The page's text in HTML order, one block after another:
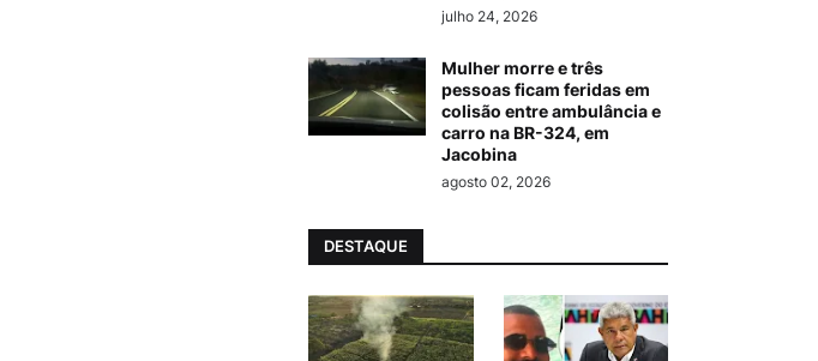
julho 24, 2026
Mulher morre e três
pessoas ficam feridas em
colisão entre ambulância e
carro na BR-324, em
Jacobina
agosto 02, 2026
DESTAQUE